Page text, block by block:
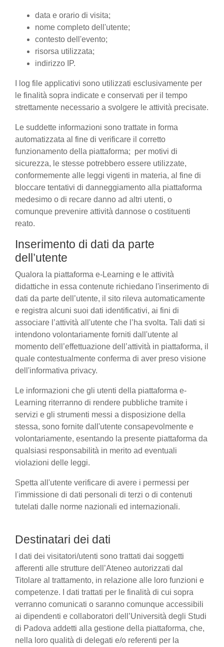
data e orario di visita;
nome completo dell'utente;
contesto dell'evento;
risorsa utilizzata;
indirizzo IP.
I log file applicativi sono utilizzati esclusivamente per
le finalità sopra indicate e conservati per il tempo
strettamente necessario a svolgere le attività precisate.
Le suddette informazioni sono trattate in forma
automatizzata al fine di verificare il corretto
funzionamento della piattaforma; per motivi di
sicurezza, le stesse potrebbero essere utilizzate,
conformemente alle leggi vigenti in materia, al fine di
bloccare tentativi di danneggiamento alla piattaforma
medesimo o di recare danno ad altri utenti, o
comunque prevenire attività dannose o costituenti
reato.
Inserimento di dati da parte
dell’utente
Qualora la piattaforma e-Learning e le attività
didattiche in essa contenute richiedano l'inserimento di
dati da parte dell’utente, il sito rileva automaticamente
e registra alcuni suoi dati identificativi, ai fini di
associare l’attività all'utente che l’ha svolta. Tali dati si
intendono volontariamente forniti dall'utente al
momento dell’effettuazione dell’attività in piattaforma, il
quale contestualmente conferma di aver preso visione
dell'informativa privacy.
Le informazioni che gli utenti della piattaforma e-
Learning riterranno di rendere pubbliche tramite i
servizi e gli strumenti messi a disposizione della
stessa, sono fornite dall'utente consapevolmente e
volontariamente, esentando la presente piattaforma da
qualsiasi responsabilità in merito ad eventuali
violazioni delle leggi.
Spetta all'utente verificare di avere i permessi per
l'immissione di dati personali di terzi o di contenuti
tutelati dalle norme nazionali ed internazionali.
Destinatari dei dati
I dati dei visitatori/utenti sono trattati dai soggetti
afferenti alle strutture dell’Ateneo autorizzati dal
Titolare al trattamento, in relazione alle loro funzioni e
competenze. I dati trattati per le finalità di cui sopra
verranno comunicati o saranno comunque accessibili
ai dipendenti e collaboratori dell’Università degli Studi
di Padova addetti alla gestione della piattaforma, che,
nella loro qualità di delegati e/o referenti per la